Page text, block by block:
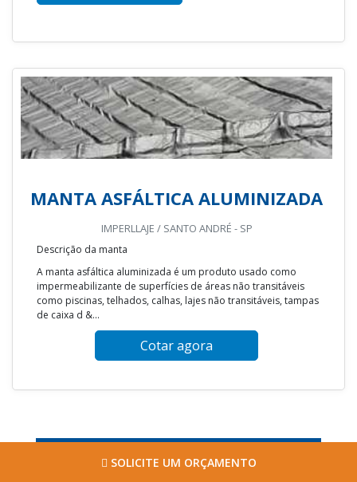
MANTA ASFÁLTICA ALUMINIZADA
IMPERLLAJE / SANTO ANDRÉ - SP
Descrição da manta
A manta asfáltica aluminizada é um produto usado como
impermeabilizante de superfícies de áreas não transitáveis
como piscinas, telhados, calhas, lajes não transitáveis, tampas
de caixa d &...
Cotar agora
SOLICITE UM ORÇAMENTO